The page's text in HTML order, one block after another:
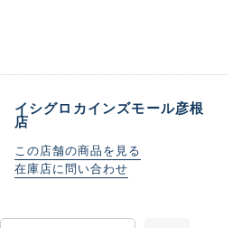
イシグロカインズモール彦根
店
この店舗の商品を見る
在庫店に問い合わせ